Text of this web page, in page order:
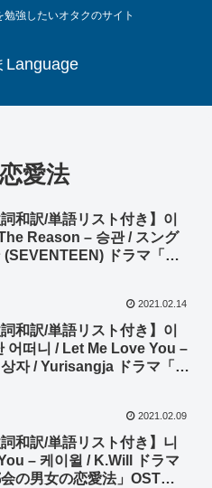
強したいオタクのサイト
Language
愛法
詞和訳/単語リスト付き】이
Reason – 승관 / スング
(SEVENTEEN) ドラマ「都
2021.02.14
詞和訳/単語リスト付き】이
어떠니 / Let Me Love You –
자 / Yurisangja ドラマ「都
2021.02.09
詞和訳/単語リスト付き】니
– 케이윌 / K.Will ドラマ
会の男女の恋愛法」OST